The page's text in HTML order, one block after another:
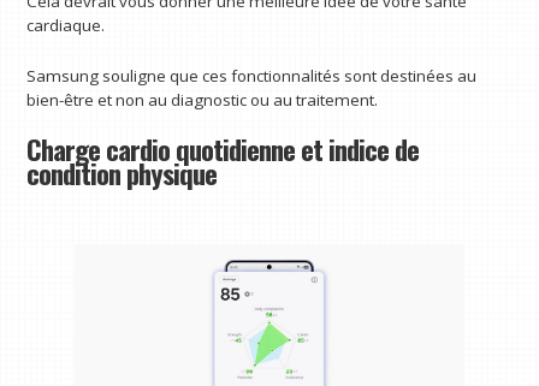
cardiaque.
Samsung souligne que ces fonctionnalités sont destinées au
bien-être et non au diagnostic ou au traitement.
Charge cardio quotidienne et indice de
condition physique